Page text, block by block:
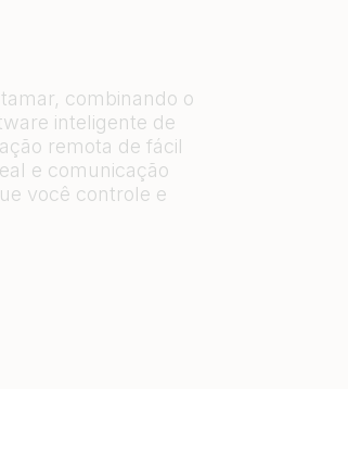
combinando o
inteligente de
remota de fácil
e comunicação
você controle e